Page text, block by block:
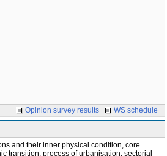
Opinion survey results WS schedule
and their inner physical condition, core
transition, process of urbanisation, sectorial